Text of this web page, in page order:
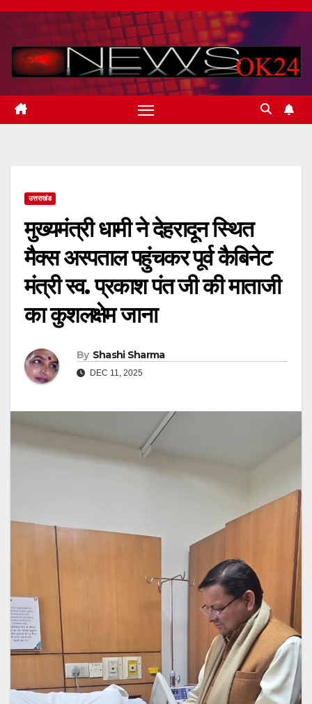
Skip
content
उत्तराखंड
मुख्यमंत्री धामी ने देहरादून स्थित
मैक्स अस्पताल पहुंचकर पूर्व कैबिनेट
मंत्री स्व. प्रकाश पंत जी की माताजी
का कुशलक्षेम जाना
By Shashi Sharma
DEC 11, 2025